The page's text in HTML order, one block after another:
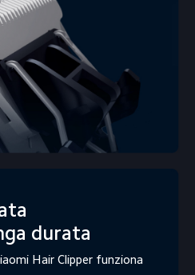
durata
Hair Clipper funziona